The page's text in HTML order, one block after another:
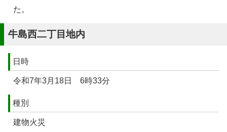
た。
牛島西二丁目地内
日時
令和7年3月18日 6時33分
種別
建物火災